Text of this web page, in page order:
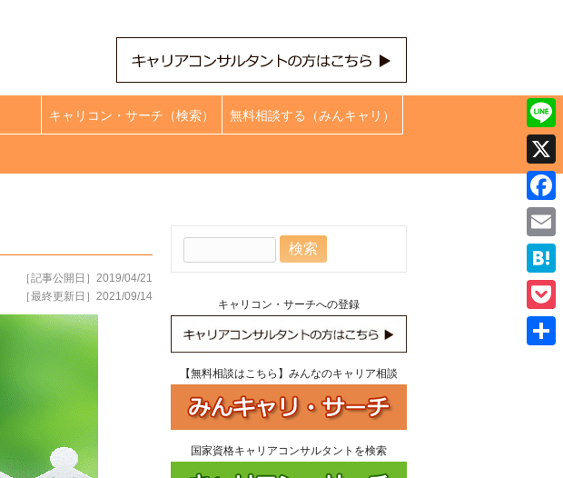
キャリコン・サーチ（検索） 無料相談する（みんキャリ）
［記事公開日］2019/04/21
［最終更新日］2021/09/14
キャリコン・サーチへの登録
【無料相談はこちら】みんなのキャリア相談
国家資格キャリアコンサルタントを検索
Line
X
Email